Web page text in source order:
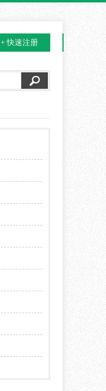
+ 快速注册